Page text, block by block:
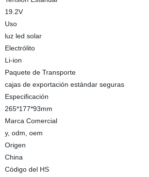
19.2V
Uso
luz led solar
Electrólito
Li-ion
Paquete de Transporte
cajas de exportación estándar seguras
Especificación
265*177*93mm
Marca Comercial
y, odm, oem
Origen
China
Código del HS